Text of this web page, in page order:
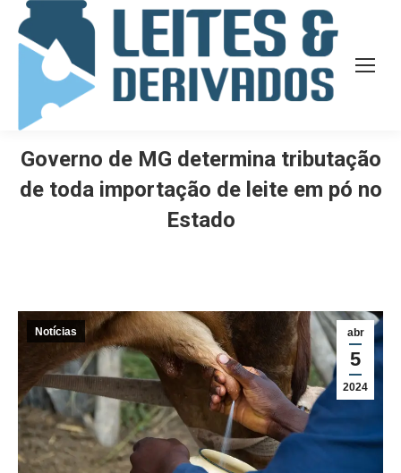
Governo de MG determina tributação
de toda importação de leite em pó no
Estado
abr
5
2024
Notícias